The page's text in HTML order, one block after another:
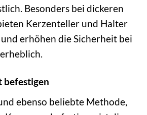
Besonders bei dickeren
Kerzenteller und Halter
erhöhen die Sicherheit bei
befestigen
ebenso beliebte Methode,